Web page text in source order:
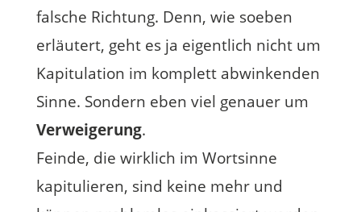
falsche Richtung. Denn, wie soeben
erläutert, geht es ja eigentlich nicht um
Kapitulation im komplett abwinkenden
Sinne. Sondern eben viel genauer um
Verweigerung.
Feinde, die wirklich im Wortsinne
kapitulieren, sind keine mehr und